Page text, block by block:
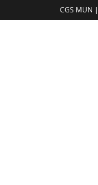
CGS MUN |